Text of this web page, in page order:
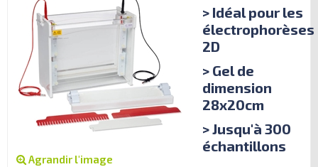
Agrandir l'image
> Idéal pour les
électrophorèses
2D
> Gel de
dimension
28x20cm
> Jusqu'à 300
échantillons